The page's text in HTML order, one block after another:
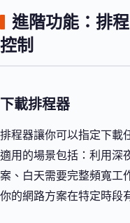
進階功能：排
控制
下載排程器
排程器讓你可以指定下載
適用的場景包括：利用深
案、白天需要完整頻寬工
你的網路方案在特定時段